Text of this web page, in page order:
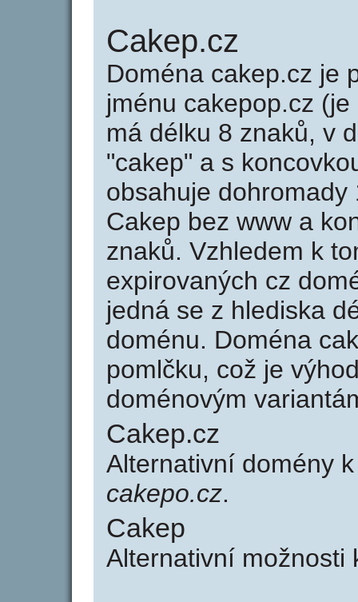
Cakep.cz
Doména cakep.cz je
jménu cakepop.cz
má délku 8 znaků, v
"cakep" a s
obsahuje
Cakep bez www a
znaků. Vzhledem k
expirovaných cz
jedná se z hlediska
doménu. Doména
pomlčku, což je
doménovým
Cakep.cz
Alternativní domény
cakepo.cz.
Cakep
Alternativní